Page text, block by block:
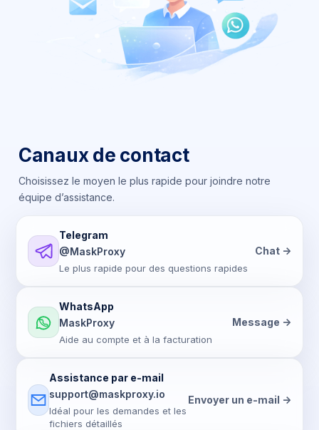
Canaux de contact
Choisissez le moyen le plus rapide pour joindre notre
équipe d’assistance.
Telegram
@MaskProxy
Le plus rapide pour des questions rapides
Chat ->
WhatsApp
MaskProxy
Aide au compte et à la facturation
Message ->
Assistance par e-mail
support@maskproxy.io
Idéal pour les demandes et les
fichiers détaillés
Envoyer un e-mail ->